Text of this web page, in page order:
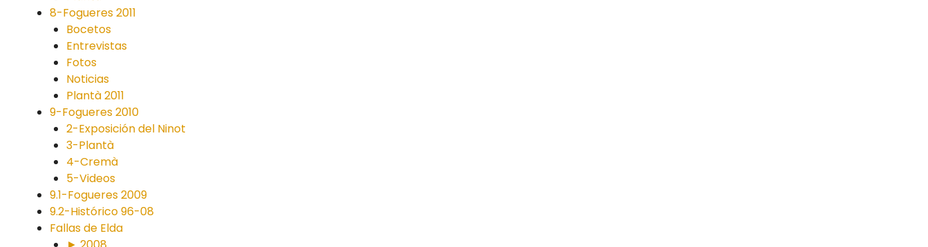
8-Fogueres 2011
Bocetos
Entrevistas
Fotos
Noticias
Plantà 2011
9-Fogueres 2010
2-Exposición del Ninot
3-Plantà
4-Cremà
5-Videos
9.1-Fogueres 2009
9.2-Histórico 96-08
Fallas de Elda